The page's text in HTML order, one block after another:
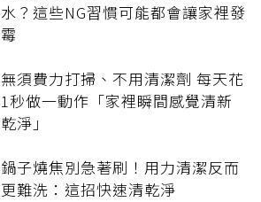
水？這些NG習慣可能都會讓家裡發
霉
無須費力打掃、不用清潔劑 每天花
1秒做一動作「家裡瞬間感覺清新
乾淨」
鍋子燒焦別急著刷！用力清潔反而
更難洗：這招快速清乾淨